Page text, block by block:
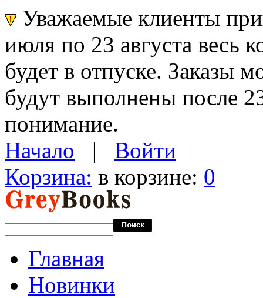
Уважаемые клиенты
июля по 23 августа весь
будет в отпуске. Заказы
будут выполнены после
понимание.
Начало | Войти
Корзина: в корзине: 0
Главная
Новинки